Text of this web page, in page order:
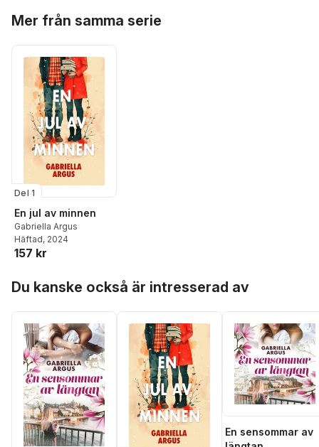
Mer från samma serie
Del 1
En jul av minnen
Gabriella Argus
Häftad, 2024
157 kr
Du kanske också är intresserad av
En sensommar av